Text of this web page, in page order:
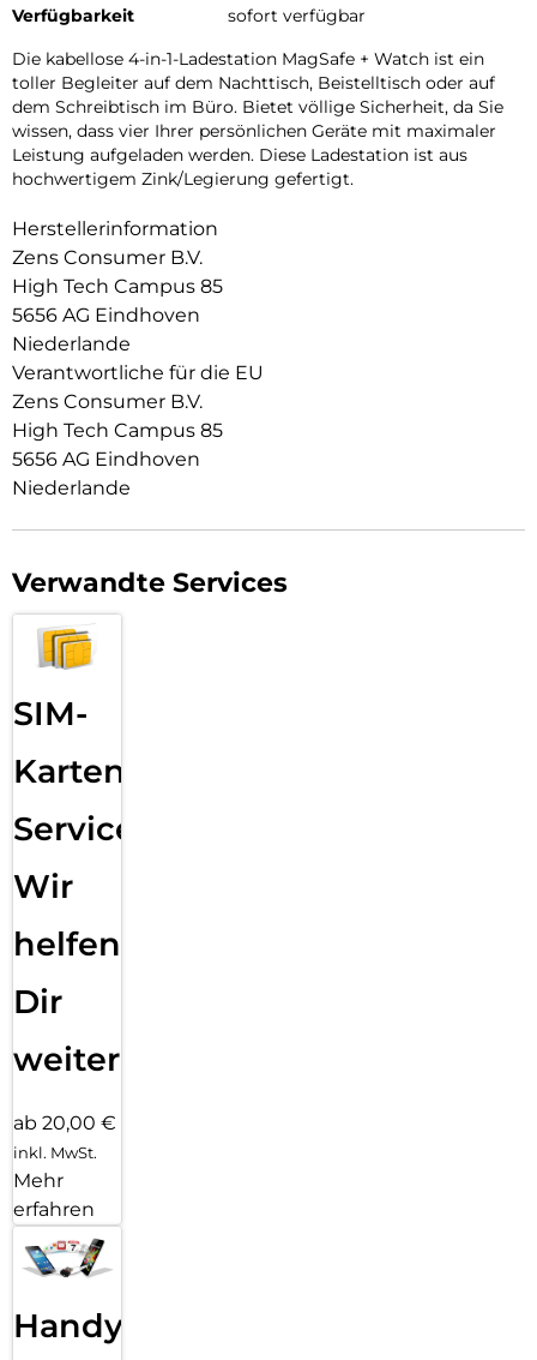
Verfügbarkeit
sofort verfügbar
Die kabellose 4-in-1-Ladestation MagSafe + Watch ist ein
toller Begleiter auf dem Nachttisch, Beistelltisch oder auf
dem Schreibtisch im Büro. Bietet völlige Sicherheit, da Sie
wissen, dass vier Ihrer persönlichen Geräte mit maximaler
Leistung aufgeladen werden. Diese Ladestation ist aus
hochwertigem Zink/Legierung gefertigt.
Herstellerinformation
Zens Consumer B.V.
High Tech Campus 85
5656 AG Eindhoven
Niederlande
Verantwortliche für die EU
Zens Consumer B.V.
High Tech Campus 85
5656 AG Eindhoven
Niederlande
Verwandte Services
SIM-
Karten
Service:
Wir
helfen
Dir
weiter
ab 20,00 €
inkl. MwSt.
Mehr
erfahren
Handy